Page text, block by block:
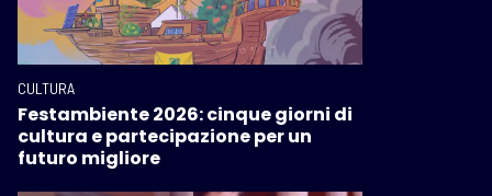
CULTURA
Festambiente 2026: cinque giorni di
cultura e partecipazione per un
futuro migliore